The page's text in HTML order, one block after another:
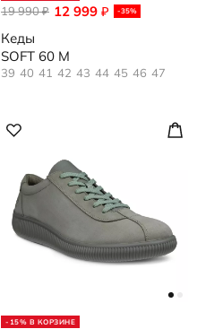
12 999 ₽ -35%
19 990₽
Кеды
SOFT 60 M
39 40 41 42 43 44 45 46 47
-15% В КОРЗИНЕ